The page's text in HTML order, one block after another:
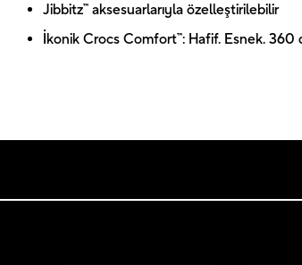
Jibbitz™ aksesuarlarıyla özelleştirilebilir
İkonik Crocs Comfort™: Hafif. Esnek. 360